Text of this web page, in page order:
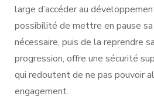
large d’accéder au
possibilité de mettre en pause
nécessaire, puis de la reprendre
progression, offre une sécurité
qui redoutent de ne pas pouvoir
engagement.